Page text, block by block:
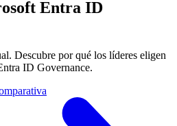
Entra ID
Descubre por qué los líderes eligen
ID Governance.